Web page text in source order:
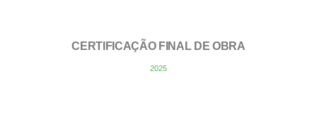
CERTIFICAÇÃO FINAL DE OBRA
2025